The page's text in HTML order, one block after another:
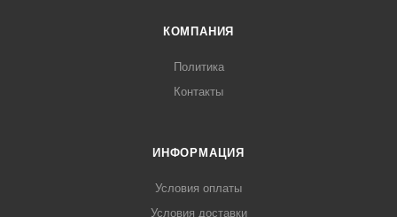
КОМПАНИЯ
Политика
Контакты
ИНФОРМАЦИЯ
Условия оплаты
Условия доставки